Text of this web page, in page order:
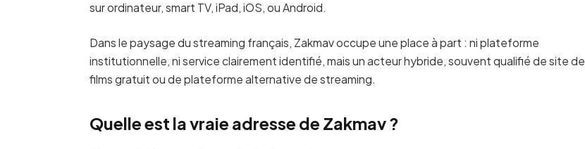
sur ordinateur, smart TV, iPad, iOS, ou Android.
Dans le paysage du streaming français, Zakmav occupe une place à part : ni plateforme
institutionnelle, ni service clairement identifié, mais un acteur hybride, souvent qualifié de site de
films gratuit ou de plateforme alternative de streaming.
Quelle est la vraie adresse de Zakmav ?